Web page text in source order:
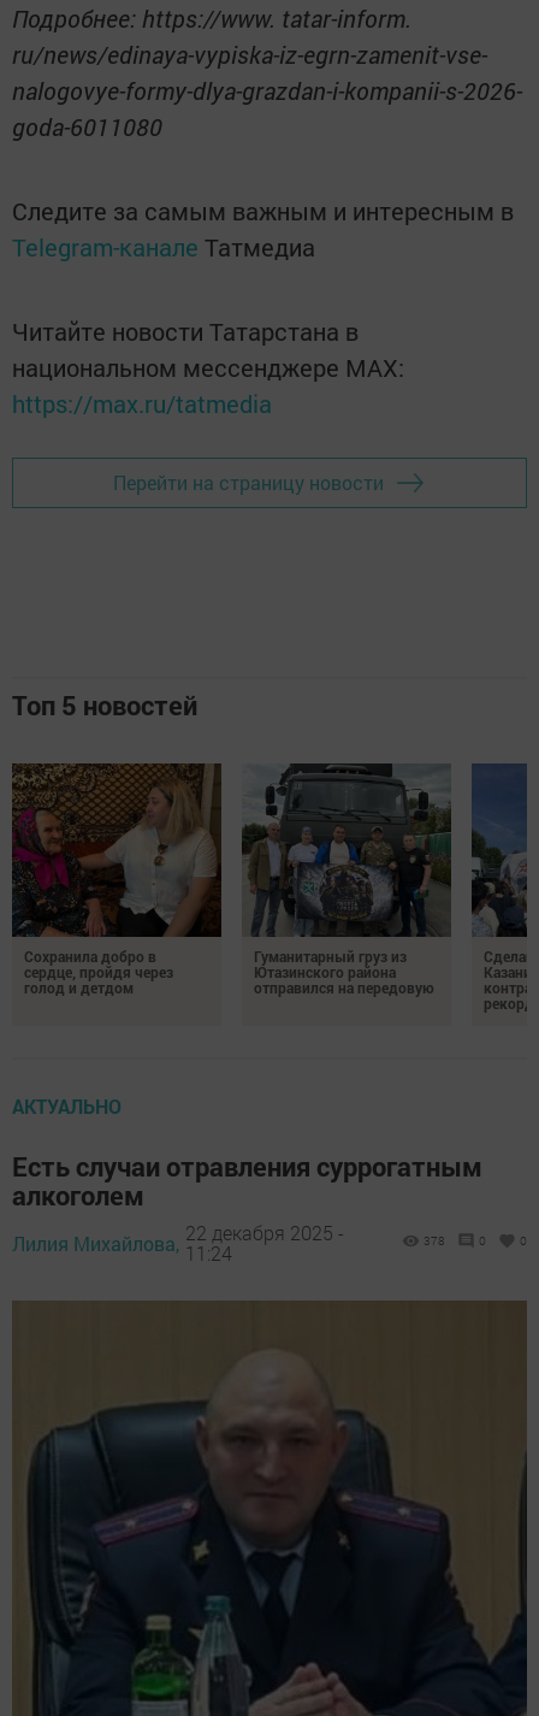
Подробнее: https://www. tatar-inform.
ru/news/edinaya-vypiska-iz-egrn-zamenit-vse-
nalogovye-formy-dlya-grazdan-i-kompanii-s-2026-
goda-6011080
Следите за самым важным и интересным в
Telegram-канале Татмедиа
Читайте новости Татарстана в
национальном мессенджере MАХ:
https://max.ru/tatmedia
Перейти на страницу новости
Топ 5 новостей
Сохранила добро в
сердце, пройдя через
голод и детдом
Гуманитарный груз из
Ютазинского района
отправился на передовую
Сделай
Казани
АКТУАЛЬНО
Есть случаи отравления суррогатным
алкоголем
Лилия Михайлова, 22 декабря 2025 -
11:24
378 0 0